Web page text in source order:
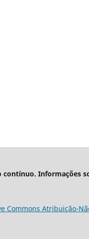
Informações
Commons Atribuição-